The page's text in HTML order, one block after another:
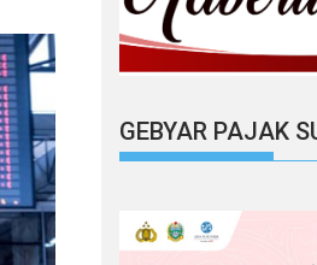
GEBYAR PAJAK